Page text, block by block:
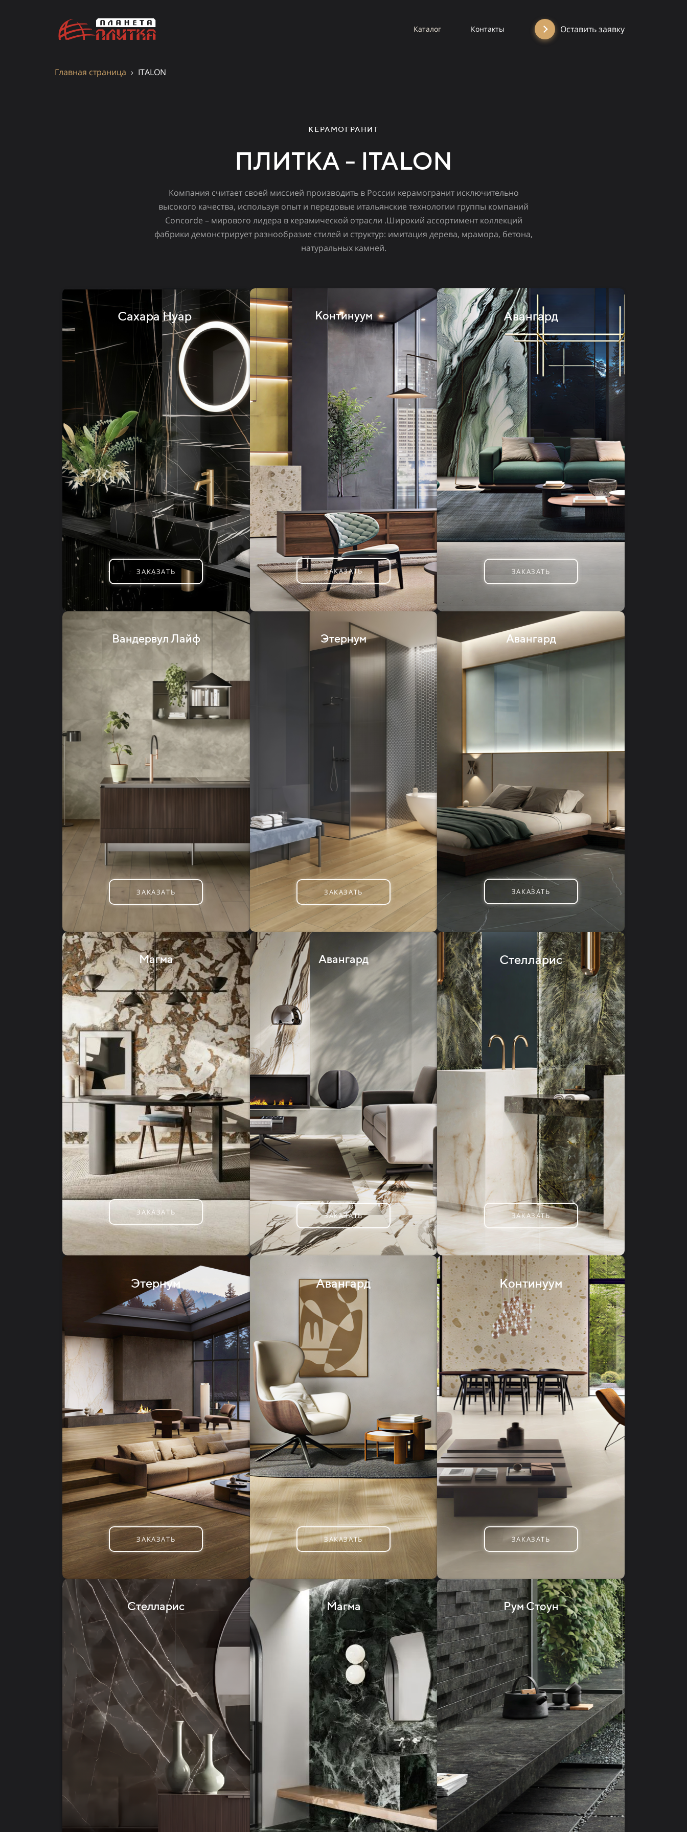
Каталог Контакты Оставить заявку
Главная страница › ITALON
КЕРАМОГРАНИТ
ПЛИТКА - ITALON
Компания считает своей миссией производить в России керамогранит исключительно
высокого качества, используя опыт и передовые итальянские технологии группы компаний
Concorde – мирового лидера в керамической отрасли .Широкий ассортимент коллекций
фабрики демонстрирует разнообразие стилей и структур: имитация дерева, мрамора, бетона,
натуральных камней.
Сахара Нуар
ЗАКАЗАТЬ
Континуум
ЗАКАЗАТЬ
Авангард
ЗАКАЗАТЬ
Вандервул Лайф
ЗАКАЗАТЬ
Этернум
ЗАКАЗАТЬ
Авангард
ЗАКАЗАТЬ
Магма
ЗАКАЗАТЬ
Авангард
ЗАКАЗАТЬ
Стелларис
ЗАКАЗАТЬ
Этернум
ЗАКАЗАТЬ
Авангард
ЗАКАЗАТЬ
Континуум
ЗАКАЗАТЬ
Стелларис Магма Рум Стоун